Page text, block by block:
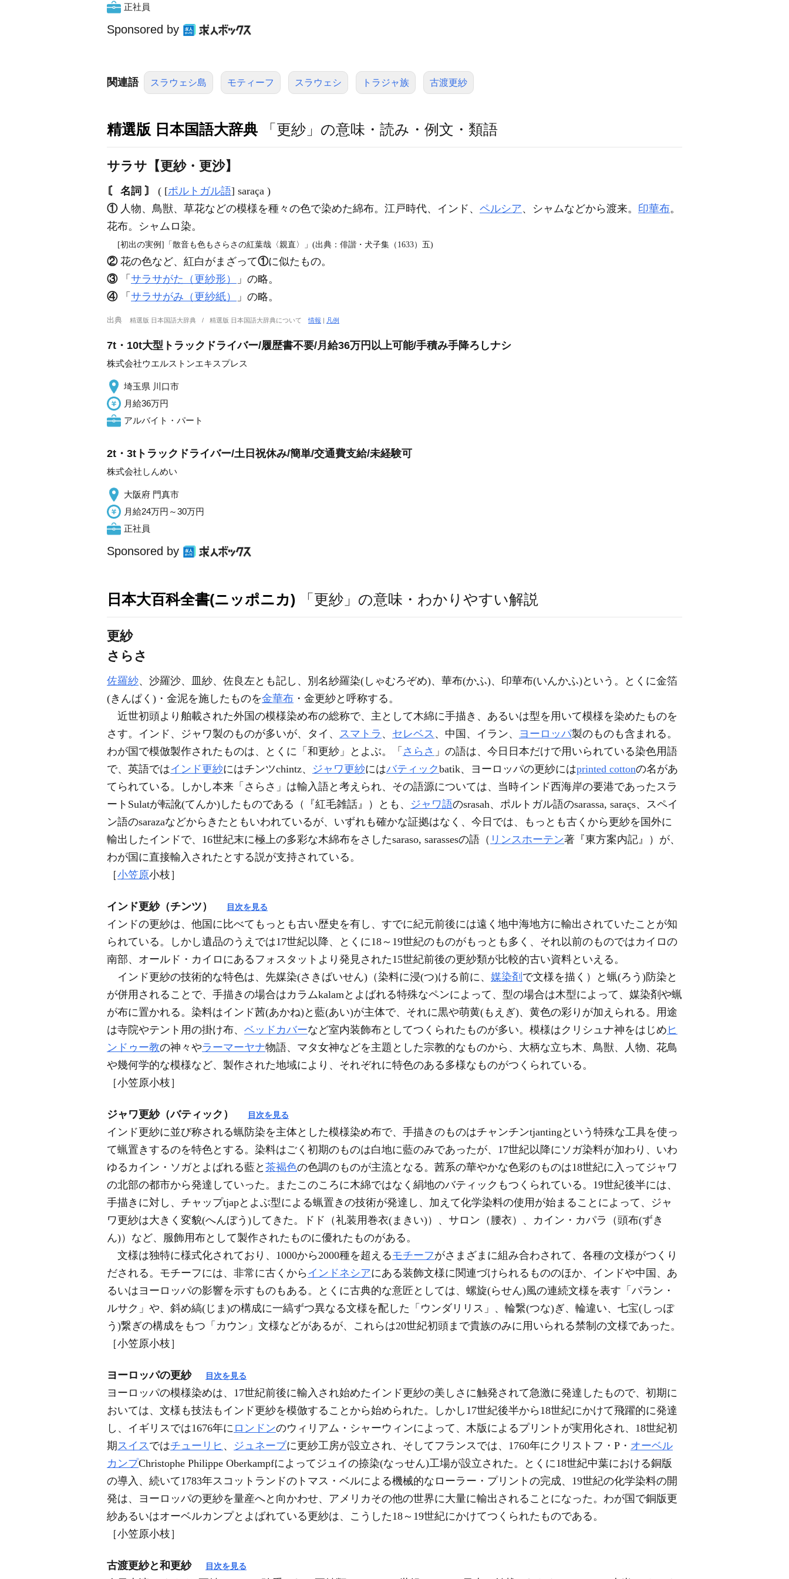
正社員
Sponsored by
関連語 スラウェシ島 モティーフ スラウェシ トラジャ族 古渡更紗
精選版 日本国語大辞典 「更紗」の意味・読み・例文・類語
サラサ【更紗・更沙】
〘 名詞 〙 ( [ポルトガル語] saraça )
①人物、鳥獣、草花などの模様を種々の色で染めた綿布。江戸時代、インド、 ペルシア、シャムなどから渡来。 印華布。
花布。シャムロ染。
[初出の実例]「散音も色もさらさの紅葉哉〈親直〉」(出典：俳諧・犬子集（1633）五)
②花の色など、紅白がまざって①に似たもの。
③「 サラサがた（更紗形）
」の略。
④「 サラサがみ（更紗紙） 」の略。
出典 精選版 日本国語大辞典 精選版 日本国語大辞典について情報 | 凡例
7t・10t大型トラックドライバー/履歴書不要/月給36万円以上可能/手積み手降ろしナシ
株式会社ウエルストンエキスプレス
埼玉県 川口市
月給36万円
アルバイト・パート
2t・3tトラックドライバー/土日祝休み/簡単/交通費支給/未経験可
株式会社しんめい
大阪府 門真市
月給24万円～30万円
正社員
Sponsored by
日本大百科全書(ニッポニカ) 「更紗」の意味・わかりやすい解説
更紗
さらさ
佐羅紗、沙羅沙、皿紗、佐良左とも記し、別名紗羅染(しゃむろぞめ)、華布(かふ)、印華布(いんかふ)という。とくに金箔
(きんぱく)・金泥を施したものを金華布 ・金更紗と呼称する。
近世初頭より舶載された外国の模様染め布の総称で、主として木綿に手描き、あるいは型を用いて模様を染めたものを
さす。インド、ジャワ製のものが多いが、タイ、 スマトラ 、 セレベス 、中国、イラン、 ヨーロッパ製のものも含まれる。
わが国で模倣製作されたものは、とくに「和更紗」とよぶ。「 さらさ 」の語は、今日日本だけで用いられている染色用語
で、英語ではインド更紗にはチンツchintz、 ジャワ更紗にはバティックbatik、ヨーロッパの更紗にはprinted cottonの名があ
てられている。しかし本来「さらさ」は輸入語と考えられ、その語源については、当時インド西海岸の要港であったスラ
ートSulatが転訛(てんか)したものである（『紅毛雑話』）とも、 ジャワ語のsrasah、ポルトガル語のsarassa, saraçs、スペイ
ン語のsarazaなどからきたともいわれているが、いずれも確かな証拠はなく、今日では、もっとも古くから更紗を国外に
輸出したインドで、16世紀末に極上の多彩な木綿布をさしたsaraso, sarassesの語（ リンスホーテン著『東方案内記』）が、
わが国に直接輸入されたとする説が支持されている。
［小笠原小枝］
インド更紗（チンツ） 目次を見る
インドの更紗は、他国に比べてもっとも古い歴史を有し、すでに紀元前後には遠く地中海地方に輸出されていたことが知
られている。しかし遺品のうえでは17世紀以降、とくに18～19世紀のものがもっとも多く、それ以前のものではカイロの
南部、オールド・カイロにあるフォスタットより発見された15世紀前後の更紗類が比較的古い資料といえる。
インド更紗の技術的な特色は、先媒染(さきばいせん)（染料に浸(つ)ける前に、 媒染剤 で文様を描く）と蝋(ろう)防染と
が併用されることで、手描きの場合はカラムkalamとよばれる特殊なペンによって、型の場合は木型によって、媒染剤や蝋
が布に置かれる。染料はインド茜(あかね)と藍(あい)が主体で、それに黒や萌黄(もえぎ)、黄色の彩りが加えられる。用途
は寺院やテント用の掛け布、 ベッドカバーなど室内装飾布としてつくられたものが多い。模様はクリシュナ神をはじめ ヒ
ンドゥー教の神々やラーマーヤナ物語、マタ女神などを主題とした宗教的なものから、大柄な立ち木、鳥獣、人物、花鳥
や幾何学的な模様など、製作された地域により、それぞれに特色のある多様なものがつくられている。
［小笠原小枝］
ジャワ更紗（バティック） 目次を見る
インド更紗に並び称される蝋防染を主体とした模様染め布で、手描きのものはチャンチンtjantingという特殊な工具を使っ
て蝋置きするのを特色とする。染料はごく初期のものは白地に藍のみであったが、17世紀以降にソガ染料が加わり、いわ
ゆるカイン・ソガとよばれる藍と 茶褐色の色調のものが主流となる。茜系の華やかな色彩のものは18世紀に入ってジャワ
の北部の都市から発達していった。またこのころに木綿ではなく絹地のバティックもつくられている。19世紀後半には、
手描きに対し、チャップtjapとよぶ型による蝋置きの技術が発達し、加えて化学染料の使用が始まることによって、ジャ
ワ更紗は大きく変貌(へんぼう)してきた。ドド（礼装用巻衣(まきい)）、サロン（腰衣）、カイン・カパラ（頭布(ずき
ん)）など、服飾用布として製作されたものに優れたものがある。
文様は独特に様式化されており、1000から2000種を超えるモチーフがさまざまに組み合わされて、各種の文様がつくり
だされる。モチーフには、非常に古くから インドネシアにある装飾文様に関連づけられるもののほか、インドや中国、あ
るいはヨーロッパの影響を示すものもある。とくに古典的な意匠としては、螺旋(らせん)風の連続文様を表す「パラン・
ルサク」や、斜め縞(じま)の構成に一縞ずつ異なる文様を配した「ウンダリリス」、輪繋(つな)ぎ、輪違い、七宝(しっぽ
う)繋ぎの構成をもつ「カウン」文様などがあるが、これらは20世紀初頭まで貴族のみに用いられる禁制の文様であった。
［小笠原小枝］
ヨーロッパの更紗 目次を見る
ヨーロッパの模様染めは、17世紀前後に輸入され始めたインド更紗の美しさに触発されて急激に発達したもので、初期に
おいては、文様も技法もインド更紗を模倣することから始められた。しかし17世紀後半から18世紀にかけて飛躍的に発達
し、イギリスでは1676年に ロンドンのウィリアム・シャーウィンによって、木版によるプリントが実用化され、18世紀初
期スイスではチューリヒ 、 ジュネーブに更紗工房が設立され、そしてフランスでは、1760年にクリストフ・P・ オーベル
カンプChristophe Philippe Oberkampfによってジュイの捺染(なっせん)工場が設立された。とくに18世紀中葉における銅版
の導入、続いて1783年スコットランドのトマス・ベルによる機械的なローラー・プリントの完成、19世紀の化学染料の開
発は、ヨーロッパの更紗を量産へと向かわせ、アメリカその他の世界に大量に輸出されることになった。わが国で銅版更
紗あるいはオーベルカンプとよばれている更紗は、こうした18～19世紀にかけてつくられたものである。
［小笠原小枝］
古渡更紗と和更紗 目次を見る